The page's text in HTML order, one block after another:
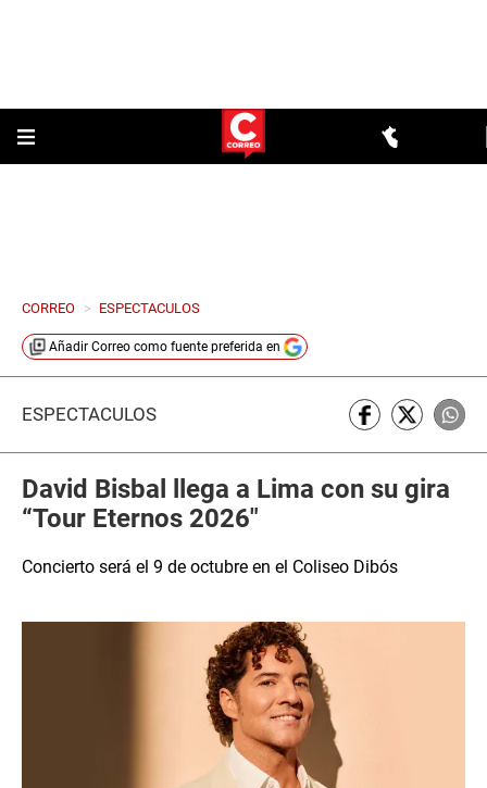
CORREO > ESPECTACULOS
Añadir Correo como fuente preferida en
ESPECTÁCULOS
David Bisbal llega a Lima con su gira
“Tour Eternos 2026″
Concierto será el 9 de octubre en el Coliseo Dibós